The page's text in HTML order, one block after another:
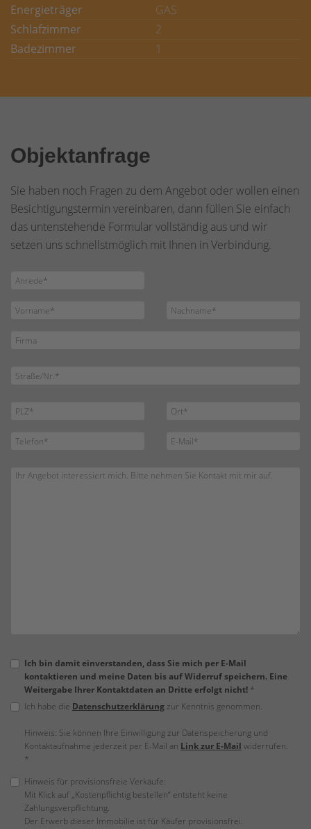
Energieträger
GAS
Schlafzimmer
2
Badezimmer
1
Objektanfrage
Sie haben noch Fragen zu dem Angebot oder wollen einen
Besichtigungstermin vereinbaren, dann füllen Sie einfach
das untenstehende Formular vollständig aus und wir
setzen uns schnellstmöglich mit Ihnen in Verbindung.
Ich bin damit einverstanden, dass Sie mich per E-Mail
kontaktieren und meine Daten bis auf Widerruf speichern. Eine
Weitergabe Ihrer Kontaktdaten an Dritte erfolgt nicht! *
Ich habe die Datenschutzerklärung zur Kenntnis genommen.
Hinweis: Sie können Ihre Einwilligung zur Datenspeicherung und
Kontaktaufnahme jederzeit per E-Mail an Link zur E-Mail widerrufen.
*
Hinweis für provisionsfreie Verkäufe:
Mit Klick auf „Kostenpflichtig bestellen“ entsteht keine
Zahlungsverpflichtung.
Der Erwerb dieser Immobilie ist für Käufer provisionsfrei.